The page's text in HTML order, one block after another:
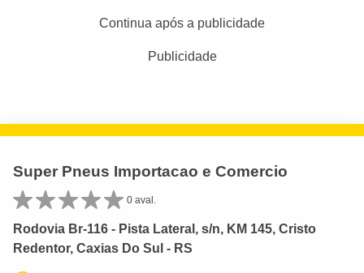
Continua após a publicidade
Publicidade
Super Pneus Importacao e Comercio
0 aval.
Rodovia Br-116 - Pista Lateral, s/n, KM 145, Cristo
Redentor, Caxias Do Sul - RS